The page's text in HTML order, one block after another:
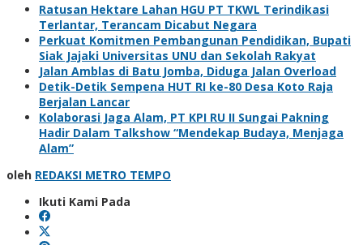
Ratusan Hektare Lahan HGU PT TKWL Terindikasi
Terlantar, Terancam Dicabut Negara
Perkuat Komitmen Pembangunan Pendidikan, Bupati
Siak Jajaki Universitas UNU dan Sekolah Rakyat
Jalan Amblas di Batu Jomba, Diduga Jalan Overload
Detik-Detik Sempena HUT RI ke-80 Desa Koto Raja
Berjalan Lancar
Kolaborasi Jaga Alam, PT KPI RU II Sungai Pakning
Hadir Dalam Talkshow “Mendekap Budaya, Menjaga
Alam”
oleh REDAKSI METRO TEMPO
Ikuti Kami Pada